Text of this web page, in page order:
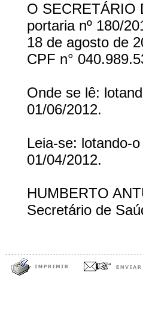
O SECRETÁRIO
portaria nº 180/
18 de agosto de
CPF n°
Onde se lê:
01/06/2012.
Leia-se: lotando-
01/04/2012.
HUMBERTO
Secretário de